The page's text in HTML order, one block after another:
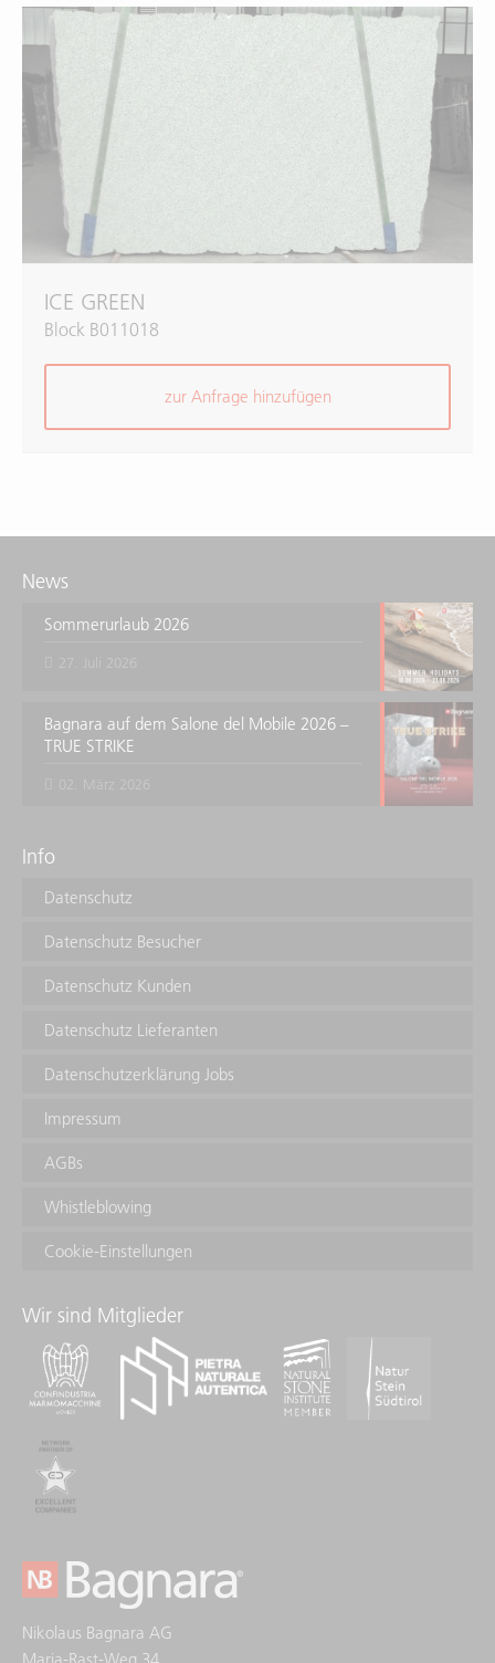
ICE GREEN
Block B011018
zur Anfrage hinzufügen
News
Sommerurlaub 2026
Bagnara auf dem Salone del Mobile 2026 –
TRUE STRIKE
Info
Datenschutz
Datenschutz Besucher
Datenschutz Kunden
Datenschutz Lieferanten
Datenschutzerklärung Jobs
Impressum
AGBs
Whistleblowing
Cookie-Einstellungen
Wir sind Mitglieder
Nikolaus Bagnara AG
Maria-Rast-Weg 34